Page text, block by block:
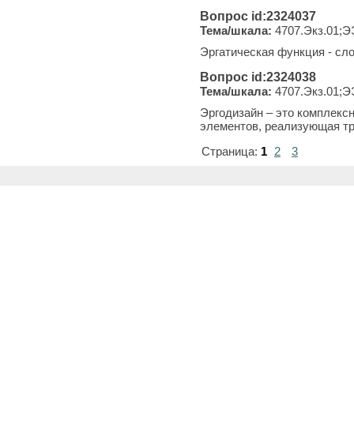
Вопрос id:2324037
Тема/шкала:
Эргатическая функция -
Вопрос id:2324038
Тема/шкала:
Эргодизайн – это
элементов, реализующая
Страница: 1 2 3